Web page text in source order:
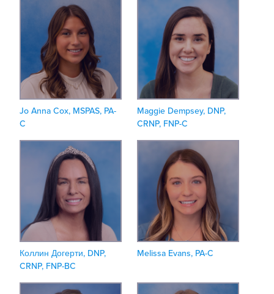
Jo Anna Cox, MSPAS, PA-
C
Maggie Dempsey, DNP,
CRNP, FNP-C
Коллин Догерти, DNP,
CRNP, FNP-BC
Melissa Evans, PA-C